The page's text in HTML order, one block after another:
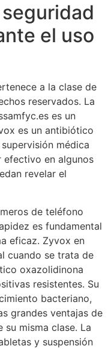
el uso
a la clase de
reservados. La
es un
es un antibiótico
médica
efectivo en algunos
revelar el
de teléfono
es fundamental
eficaz. Zyvox en
cuando se trata de
oxazolidinona
resistentes. Su
bacteriano,
grandes ventajas de
misma clase. La
y suspensión